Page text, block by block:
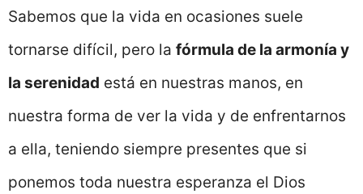
Sabemos que la vida en ocasiones suele
tornarse difícil, pero la fórmula de la armonía y
la serenidad está en nuestras manos, en
nuestra forma de ver la vida y de enfrentarnos
a ella, teniendo siempre presentes que si
ponemos toda nuestra esperanza el Dios